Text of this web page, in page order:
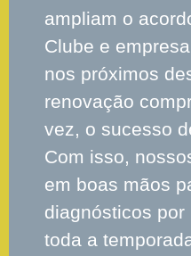
ampliam o
Clube e
nos próximos
renovação
vez, o sucesso
Com isso,
em boas mãos
diagnósticos
toda a